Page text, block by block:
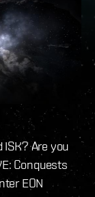
Are you
Conquests
EON